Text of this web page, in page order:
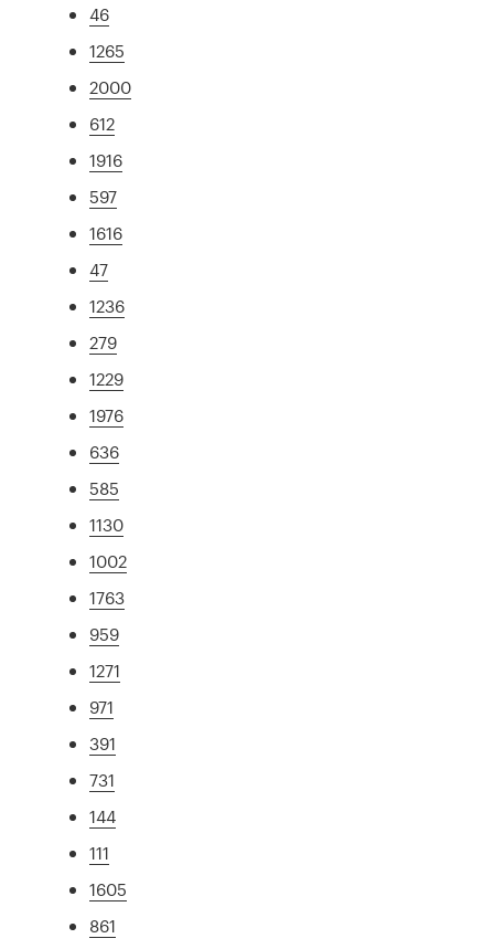
46
1265
2000
612
1916
597
1616
47
1236
279
1229
1976
636
585
1130
1002
1763
959
1271
971
391
731
144
111
1605
861